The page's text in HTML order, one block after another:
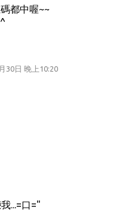
都中喔~~
30日 晚上10:20
...=口="